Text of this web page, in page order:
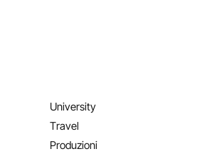
University
Travel
Produzioni